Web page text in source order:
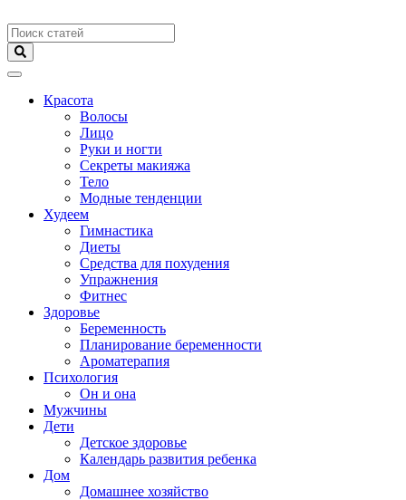
Меню
Красота
Волосы
Лицо
Руки и ногти
Секреты макияжа
Тело
Модные тенденции
Худеем
Гимнастика
Диеты
Средства для похудения
Упражнения
Фитнес
Здоровье
Беременность
Планирование беременности
Ароматерапия
Психология
Он и она
Мужчины
Дети
Детское здоровье
Календарь развития ребенка
Дом
Домашнее хозяйство